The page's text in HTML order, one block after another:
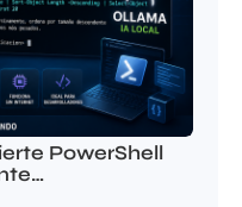
PowerShell